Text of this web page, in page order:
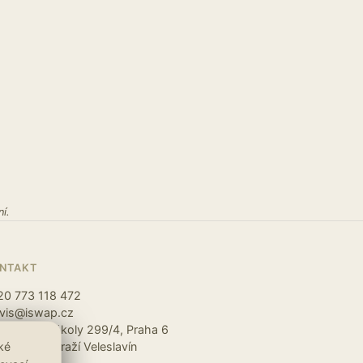
773 118 472
školy 299/4, Praha 6
A – Nádraží Veleslavín